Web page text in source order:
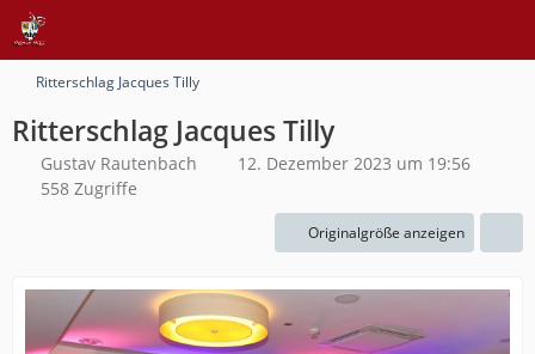
Ritterschlag Jacques Tilly
Ritterschlag Jacques Tilly
Gustav Rautenbach
12. Dezember 2023 um 19:56
558 Zugriffe
Originalgröße anzeigen